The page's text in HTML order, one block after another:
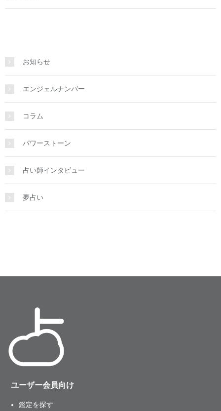
お知らせ
エンジェルナンバー
コラム
パワーストーン
占い師インタビュー
夢占い
ユーザー会員向け
鑑定を探す